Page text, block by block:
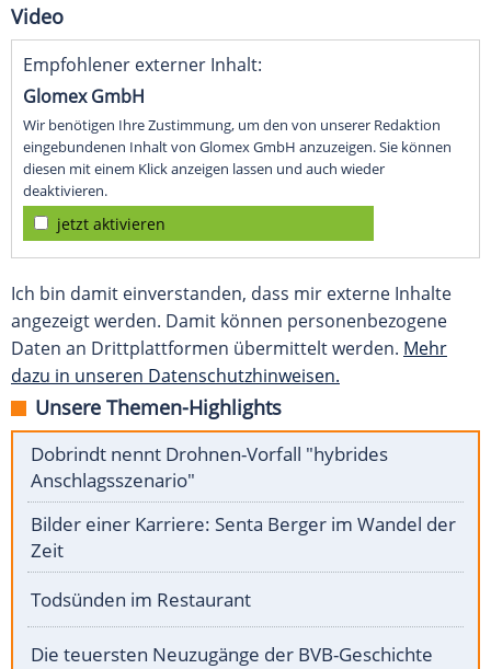
Video
Empfohlener externer Inhalt:
Glomex GmbH
Wir benötigen Ihre Zustimmung, um den von unserer Redaktion
eingebundenen Inhalt von Glomex GmbH anzuzeigen. Sie können
diesen mit einem Klick anzeigen lassen und auch wieder
deaktivieren.
jetzt aktivieren
Ich bin damit einverstanden, dass mir externe Inhalte
angezeigt werden. Damit können personenbezogene
Daten an Drittplattformen übermittelt werden. Mehr
dazu in unseren Datenschutzhinweisen.
Unsere Themen-Highlights
Dobrindt nennt Drohnen-Vorfall "hybrides
Anschlagsszenario"
Bilder einer Karriere: Senta Berger im Wandel der
Zeit
Todsünden im Restaurant
Die teuersten Neuzugänge der BVB-Geschichte